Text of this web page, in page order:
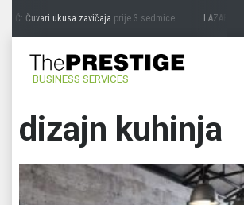
Čuvari ukusa zavičajaprije 3 sedmice LAZAR
BUSINESS SERVICES
dizajn kuhinja